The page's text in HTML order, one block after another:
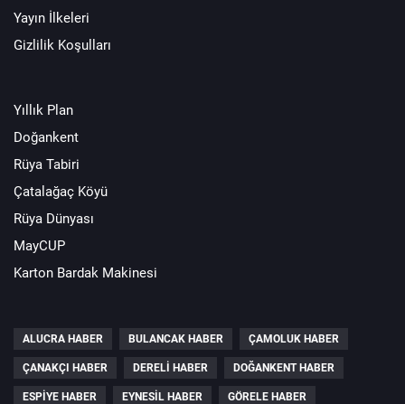
Yayın İlkeleri
Gizlilik Koşulları
Yıllık Plan
Doğankent
Rüya Tabiri
Çatalağaç Köyü
Rüya Dünyası
MayCUP
Karton Bardak Makinesi
ALUCRA HABER BULANCAK HABER ÇAMOLUK HABER
ÇANAKÇI HABER DERELI HABER DOĞANKENT HABER
ESPIYE HABER EYNESIL HABER GÖRELE HABER